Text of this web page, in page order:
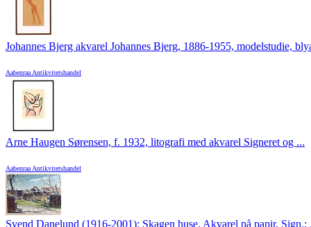
Johannes Bjerg akvarel Johannes Bjerg, 1886-1955, modelstudie,
Aabenraa Antikvitetshandel
Arne Haugen Sørensen, f. 1932, litografi med akvarel Signeret og ...
Aabenraa Antikvitetshandel
Svend Danelund (1916-2001): Skagen huse, Akvarel på papir. Sign.: